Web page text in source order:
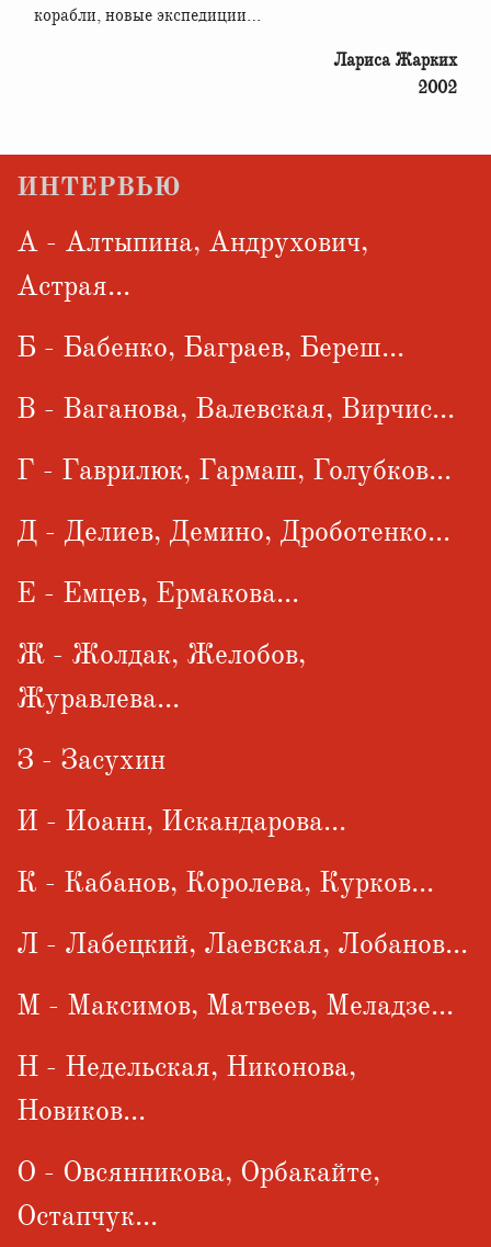
корабли, новые экспедиции…
Лариса Жарких
2002
ИНТЕРВЬЮ
А - Алтыпина, Андрухович,
Астрая...
Б - Бабенко, Баграев, Береш...
В - Ваганова, Валевская, Вирчис...
Г - Гаврилюк, Гармаш, Голубков...
Д - Делиев, Демино, Дроботенко...
Е - Емцев, Ермакова...
Ж - Жолдак, Желобов,
Журавлева...
З - Засухин
И - Иоанн, Искандарова...
К - Кабанов, Королева, Курков...
Л - Лабецкий, Лаевская, Лобанов...
М - Максимов, Матвеев, Меладзе...
Н - Недельская, Никонова,
Новиков...
О - Овсянникова, Орбакайте,
Остапчук...